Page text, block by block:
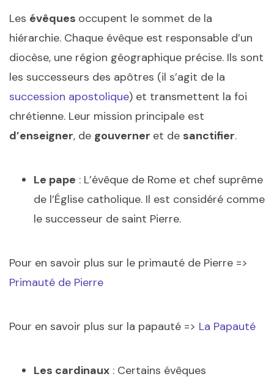
Les évêques occupent le sommet de la
hiérarchie. Chaque évêque est responsable d’un
diocèse, une région géographique précise. Ils sont
les successeurs des apôtres (il s’agit de la
succession apostolique) et transmettent la foi
chrétienne. Leur mission principale est
d’enseigner, de gouverner et de sanctifier.
Le pape : L’évêque de Rome et chef suprême
de l’Église catholique. Il est considéré comme
le successeur de saint Pierre.
Pour en savoir plus sur le primauté de Pierre =>
Primauté de Pierre
Pour en savoir plus sur la papauté => La Papauté
Les cardinaux : Certains évêques